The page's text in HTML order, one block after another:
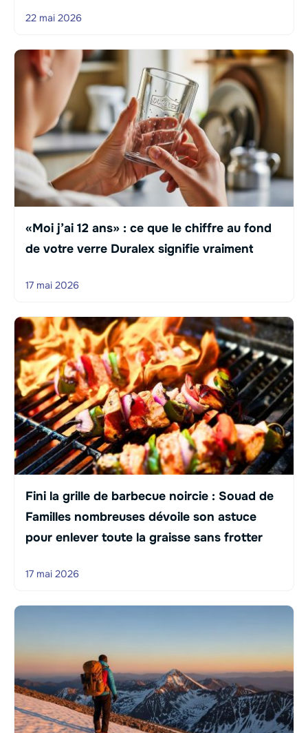
22 mai 2026
«Moi j’ai 12 ans» : ce que le chiffre au fond
de votre verre Duralex signifie vraiment
17 mai 2026
Fini la grille de barbecue noircie : Souad de
Familles nombreuses dévoile son astuce
pour enlever toute la graisse sans frotter
17 mai 2026